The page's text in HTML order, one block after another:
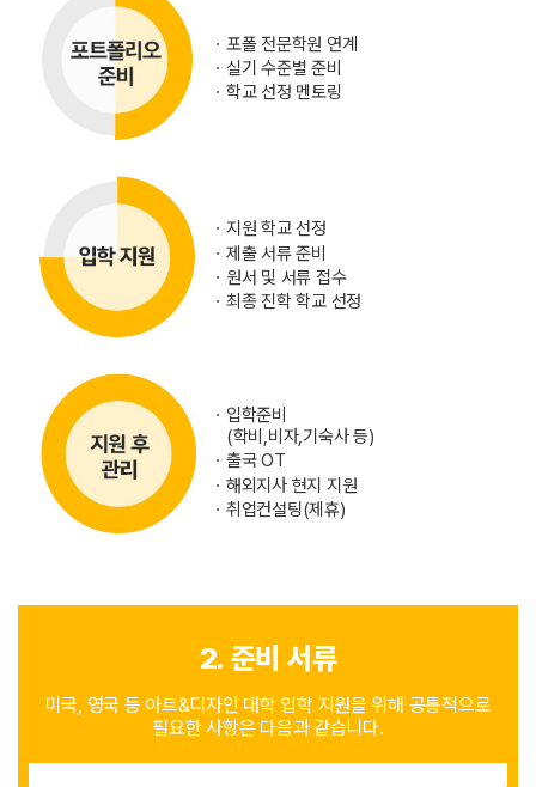
ㆍ포폴 전문학원 연계
ㆍ 실기 수준별 준비
ㆍ학교 선정 멘토링
ㆍ지원 학교 선정
ㆍ제출 서류 준비
ㆍ 원서 및 서류 접수
ㆍ최종 진학 학교 선정
ㆍ 입학준비
(학비,비자,기숙사 등)
ㆍ출국 OT
ㆍ해외지사 현지 지원
ㆍ취업컨설팅(제휴)
2. 준비 서류
미국, 영국 등 아트&디자인 대학 입학 지원을 위해 공통적으로
필요한 사항은 다음과 같습니다.